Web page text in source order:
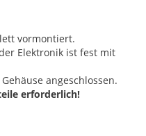
vormontiert.
Elektronik ist fest mit
angeschlossen.
erforderlich!